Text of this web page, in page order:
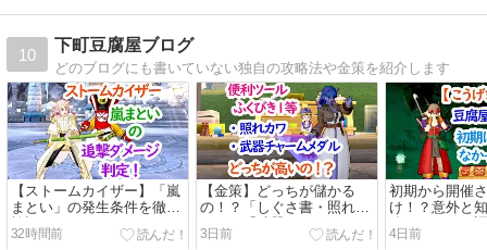
10
下町豆腐屋ブログ
どのブログにも書いていない独自の攻略法や金策を紹介します
【ストームカイザー】「嵐
まとい」の発生条件を徹底
検証！！
32時間前
【金策】どっちが儲かる
の！？「しぐさ書・照れカ
ワ」と「武器チャーム×３
０個」のバザー価格の計算
3日前
初期から開催
け！？意外と
強パラメータ
を徹底解説！！
4日前